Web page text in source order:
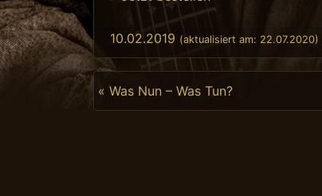
10.02.2019 (aktualisiert am: 22.07.2020)
Beitragsnavigation
« Was Nun – Was Tun?